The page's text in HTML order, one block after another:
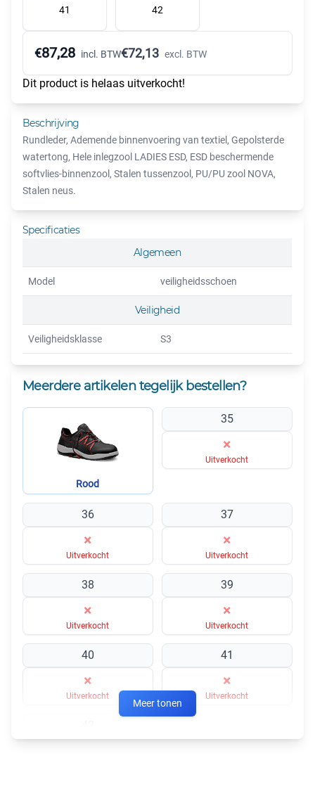
41 42
€87,28 incl. BTW€72,13 excl. BTW
Dit product is helaas uitverkocht!
Beschrijving
Rundleder, Ademende binnenvoering van textiel, Gepolsterde
watertong, Hele inlegzool LADIES ESD, ESD beschermende
softvlies-binnenzool, Stalen tussenzool, PU/PU zool NOVA,
Stalen neus.
Specificaties
Algemeen
Model veiligheidsschoen
Veiligheid
Veiligheidsklasse S3
Meerdere artikelen tegelijk bestellen?
Rood
35
×
Uitverkocht
36
×
Uitverkocht
37
×
Uitverkocht
38
×
Uitverkocht
39
×
Uitverkocht
40
×
Uitverkocht
41
×
Uitverkocht
Meer tonen